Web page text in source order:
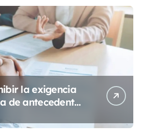
la exigencia
de antecedentes
obtener empleo